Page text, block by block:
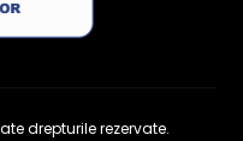
drepturile rezervate.